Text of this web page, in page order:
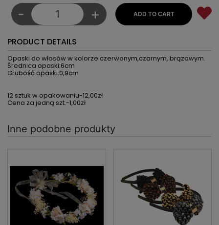
- +
PRODUCT DETAILS
Opaski do włosów w kolorze czerwonym,czarnym, brązowym.
Średnica opaski:6cm
Grubość opaski:0,9cm
12 sztuk w opakowaniu-12,00zł
Cena za jedną szt.-1,00zł
Inne podobne produkty